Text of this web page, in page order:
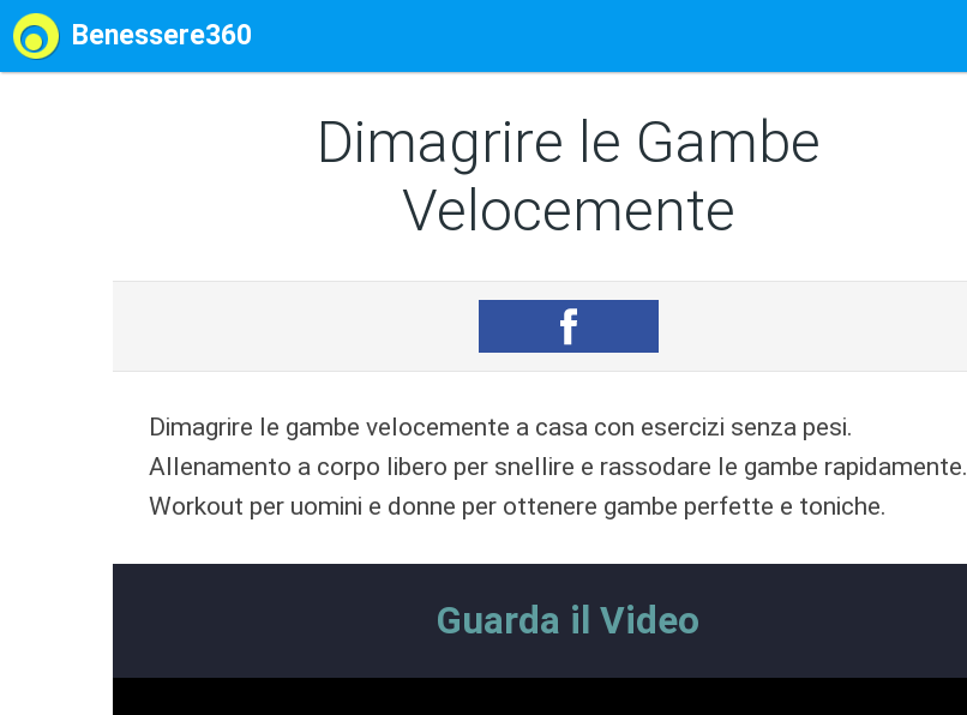
Dimagrire le Gambe
Velocemente
Dimagrire le gambe velocemente a casa con esercizi senza pesi.
Allenamento a corpo libero per snellire e rassodare le gambe rapidamente.
Workout per uomini e donne per ottenere gambe perfette e toniche.
Guarda il Video
Benessere360